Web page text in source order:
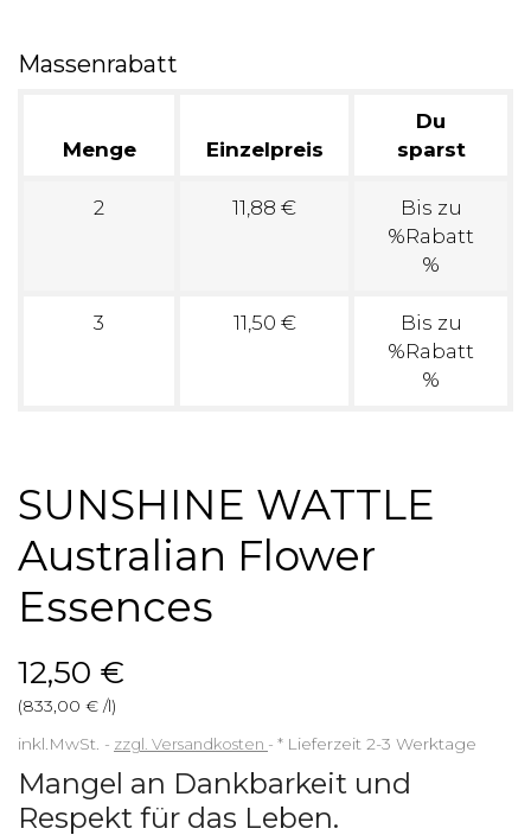
Massenrabatt
Menge Einzelpreis
Du
sparst
2 11,88 €
Bis zu
%Rabatt
%
3 11,50 €
Bis zu
%Rabatt
%
SUNSHINE WATTLE
Australian Flower
Essences
12,50 €
(833,00 € /l)
inkl.MwSt.
zzgl. Versandkosten * Lieferzeit 2-3 Werktage
Mangel an Dankbarkeit und
Respekt für das Leben.